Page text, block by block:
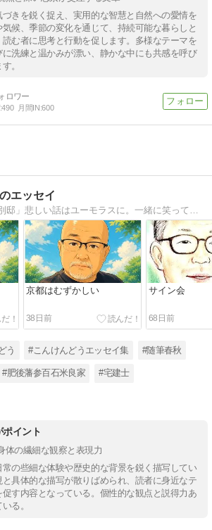
きを鋭く捉え、実用的な智慧と自然への愛情を
候、季節の変化を通じて、持続可能な暮らしと
む者に思考と行動を促します。多様なテーマを
洗練と温かみが漂い、静かな中にも共感を呼び
。
490 月間IN:600
エッセイ
「Coffee Break 別邸」悲しい話はユーモラスに。一緒に笑ってもらえれば ^_^
京都はむずかしい
38日前
サイン会
68日前
う #こんけんどうエッセイ集 #随筆春秋
#肥後藩参百石米良家 #宅建士
ポイント
体の繊細な観察と表現力
の些細な体験や歴史的な背景を鋭く描写してい
具体的な描写が散りばめられ、読者に身近なテ
す内容となっている。個性的な観点と説得力あ
る。